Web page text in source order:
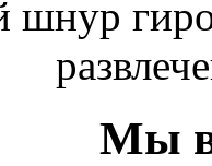
шнур
Мы в